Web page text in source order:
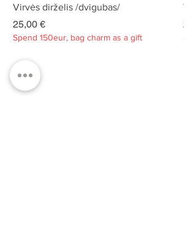
Virvės dirželis /dvigubas/
Kaina
25,00 €
Spend 150eur, bag charm as a gift